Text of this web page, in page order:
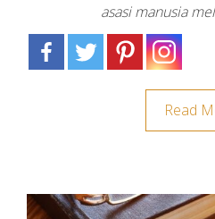
asasi manusia
Read